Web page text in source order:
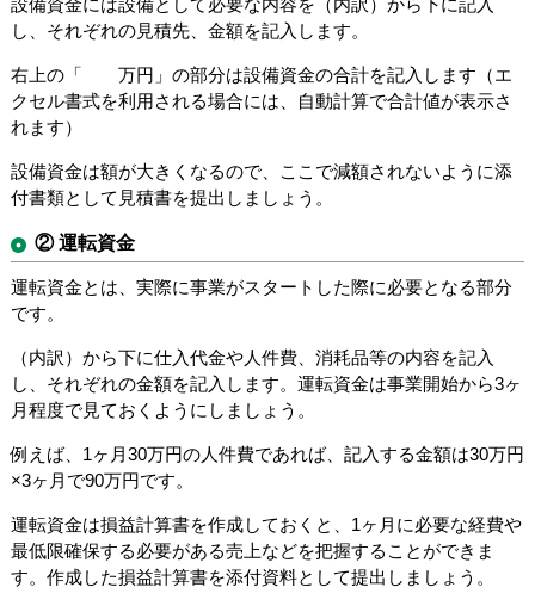
設備資金には設備として必要な内容を（内訳）から下に記入
し、それぞれの見積先、金額を記入します。
右上の「 万円」の部分は設備資金の合計を記入します（エ
クセル書式を利用される場合には、自動計算で合計値が表示さ
れます）
設備資金は額が大きくなるので、ここで減額されないように添
付書類として見積書を提出しましょう。
② 運転資金
運転資金とは、実際に事業がスタートした際に必要となる部分
です。
（内訳）から下に仕入代金や人件費、消耗品等の内容を記入
し、それぞれの金額を記入します。運転資金は事業開始から3ヶ
月程度で見ておくようにしましょう。
例えば、1ヶ月30万円の人件費であれば、記入する金額は30万円
×3ヶ月で90万円です。
運転資金は損益計算書を作成しておくと、1ヶ月に必要な経費や
最低限確保する必要がある売上などを把握することができま
す。作成した損益計算書を添付資料として提出しましょう。